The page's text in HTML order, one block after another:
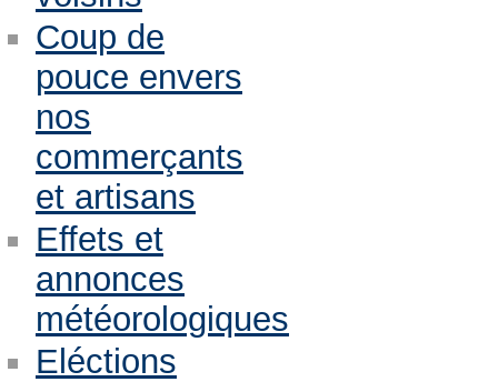
Coup de
pouce envers
nos
commerçants
et artisans
Effets et
annonces
météorologiques
Eléctions